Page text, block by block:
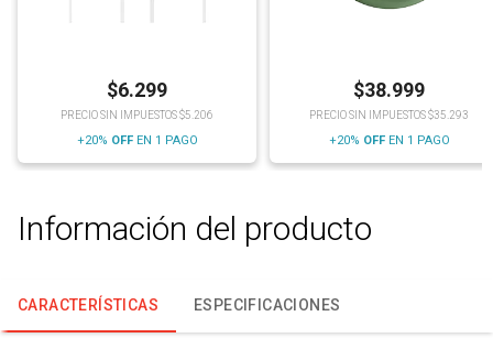
$6.299
PRECIO SIN IMPUESTOS $5.206
+20% OFFEN 1 PAGO
$38.999
PRECIO SIN IMPUESTOS $35.293
+20% OFFEN 1 PAGO
Información del producto
CARACTERÍSTICAS ESPECIFICACIONES